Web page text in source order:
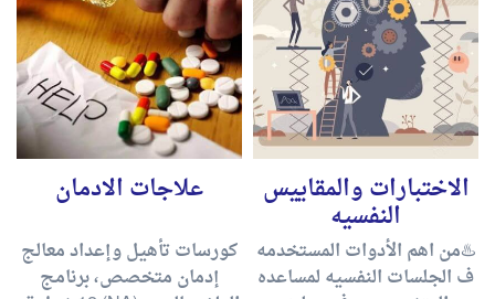
الاختبارات والمقاييس
النفسيه
♨️من اهم الأدوات المستخدمه
ف الجلسات النفسيه لمساعده
علاجات الادمان
كورسات تأهيل وإعداد معالج
إدمان متخصص، برنامج